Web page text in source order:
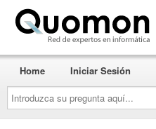
Introduzca
su
pregunta
aquí...
Home Iniciar Sesión